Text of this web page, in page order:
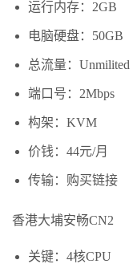
运行内存：2GB
电脑硬盘：50GB
总流量：Unmilited
端口号：2Mbps
构架：KVM
价钱：44元/月
传输：购买链接
香港大埔安畅CN2
关键：4核CPU